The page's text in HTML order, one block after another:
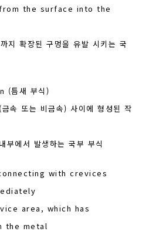
the surface into the
지 확장된 구멍을 유발 시키는 국
틈새 부식)
속 또는 비금속) 사이에 형성된 작
부에서 발생하는 국부 부식
with crevices
area, which has
the metal